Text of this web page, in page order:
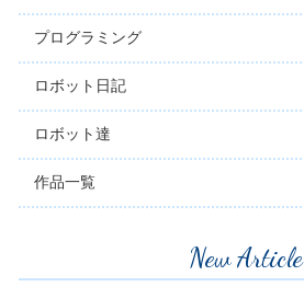
プログラミング
ロボット日記
ロボット達
作品一覧
New Article